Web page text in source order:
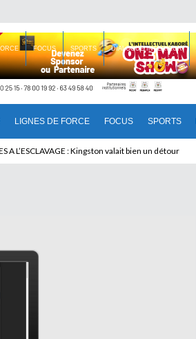
LIGNES DE FORCE FOCUS SPORTS
FOCUS SPORTS DIALOGUE INTERIEUR
A L’ESCLAVAGE : Kingston valait bien un détour
pilote le Cameroun ?